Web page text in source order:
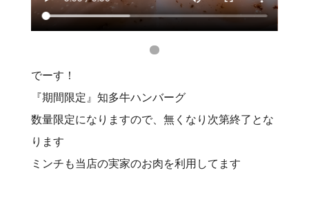
でーす！
『期間限定』知多牛ハンバーグ
数量限定になりますので、無くなり次第終了とな
ります
ミンチも当店の実家のお肉を利用してます